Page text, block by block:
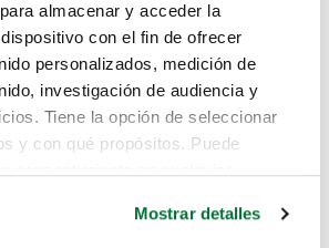
almacenar y acceder la
con el fin de ofrecer
personalizados, medición de
investigación de audiencia y
Tiene la opción de seleccionar
y con qué propósitos. Puede
Mostrar detalles
no sabemos como
hasta aquí.
el coche que estás
de estos enlaces: